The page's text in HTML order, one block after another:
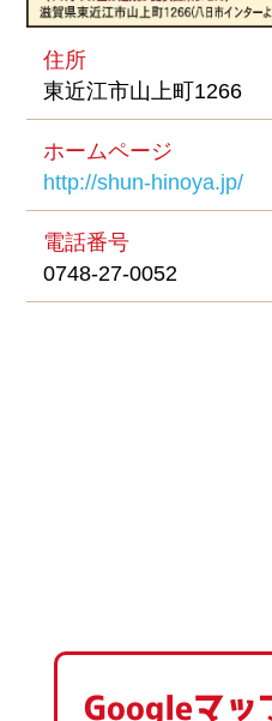
住所
東近江市山上町1266
ホームページ
http://shun-hinoya.jp/
電話番号
0748-27-0052
Googleマッ